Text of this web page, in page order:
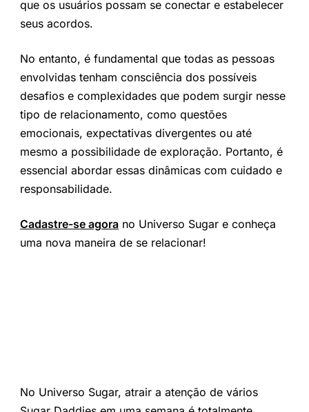
que os usuários possam se conectar e estabelecer
seus acordos.
No entanto, é fundamental que todas as pessoas
envolvidas tenham consciência dos possíveis
desafios e complexidades que podem surgir nesse
tipo de relacionamento, como questões
emocionais, expectativas divergentes ou até
mesmo a possibilidade de exploração. Portanto, é
essencial abordar essas dinâmicas com cuidado e
responsabilidade.
Cadastre-se agorano Universo Sugar e conheça
uma nova maneira de se relacionar!
No Universo Sugar, atrair a atenção de vários